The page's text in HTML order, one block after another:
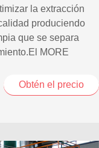
la extracción
produciendo
que se separa
MORE
Obtén el precio